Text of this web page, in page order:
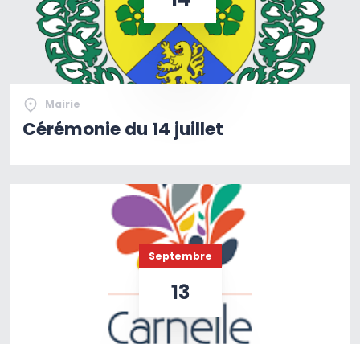
Mairie
Cérémonie du 14 juillet
Septembre
13